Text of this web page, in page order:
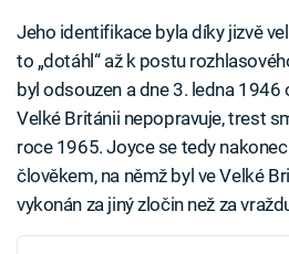
Jeho identifikace byla díky jizvě
to „dotáhl“ až k postu
byl odsouzen a dne 3. ledna 1946
Velké Británii nepopravuje, trest
roce 1965. Joyce se tedy
člověkem, na němž byl ve Velké
vykonán za jiný zločin než za